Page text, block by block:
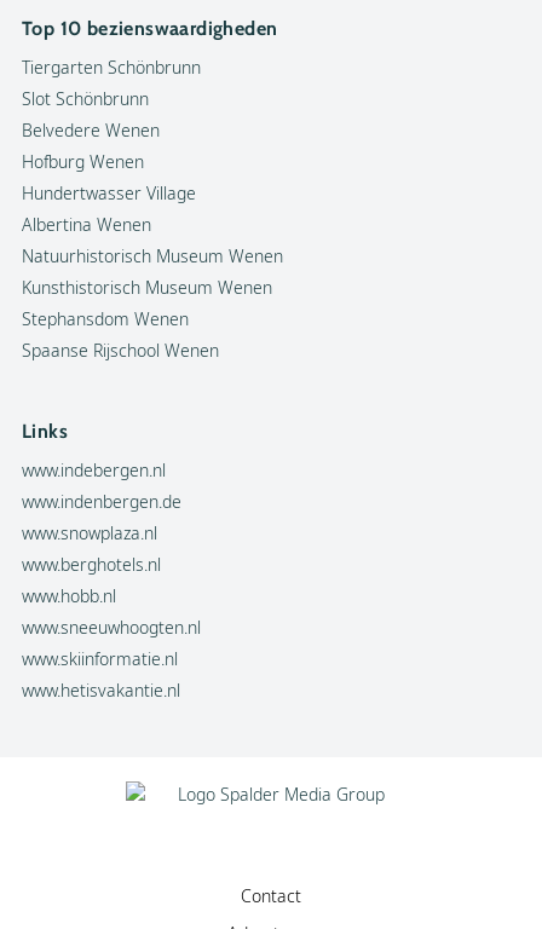
Top 10 bezienswaardigheden
Tiergarten Schönbrunn
Slot Schönbrunn
Belvedere Wenen
Hofburg Wenen
Hundertwasser Village
Albertina Wenen
Natuurhistorisch Museum Wenen
Kunsthistorisch Museum Wenen
Stephansdom Wenen
Spaanse Rijschool Wenen
Links
www.indebergen.nl
www.indenbergen.de
www.snowplaza.nl
www.berghotels.nl
www.hobb.nl
www.sneeuwhoogten.nl
www.skiinformatie.nl
www.hetisvakantie.nl
Contact